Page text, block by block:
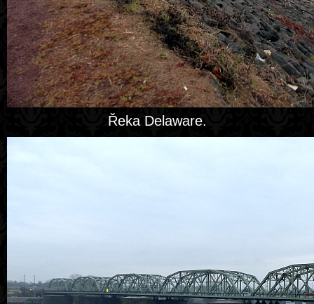
Řeka Delaware.